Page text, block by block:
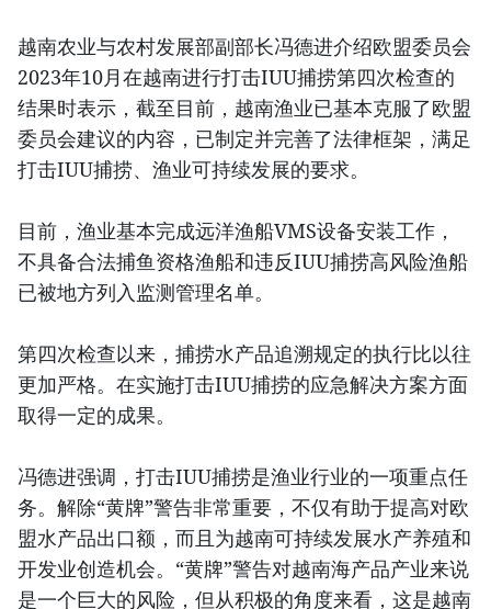
越南农业与农村发展部副部长冯德进介绍欧盟委员会
2023年10月在越南进行打击IUU捕捞第四次检查的
结果时表示，截至目前，越南渔业已基本克服了欧盟
委员会建议的内容，已制定并完善了法律框架，满足
打击IUU捕捞、渔业可持续发展的要求。
目前，渔业基本完成远洋渔船VMS设备安装工作，
不具备合法捕鱼资格渔船和违反IUU捕捞高风险渔船
已被地方列入监测管理名单。
第四次检查以来，捕捞水产品追溯规定的执行比以往
更加严格。在实施打击IUU捕捞的应急解决方案方面
取得一定的成果。
冯德进强调，打击IUU捕捞是渔业行业的一项重点任
务。解除“黄牌”警告非常重要，不仅有助于提高对欧
盟水产品出口额，而且为越南可持续发展水产养殖和
开发业创造机会。“黄牌”警告对越南海产品产业来说
是一个巨大的风险，但从积极的角度来看，这是越南